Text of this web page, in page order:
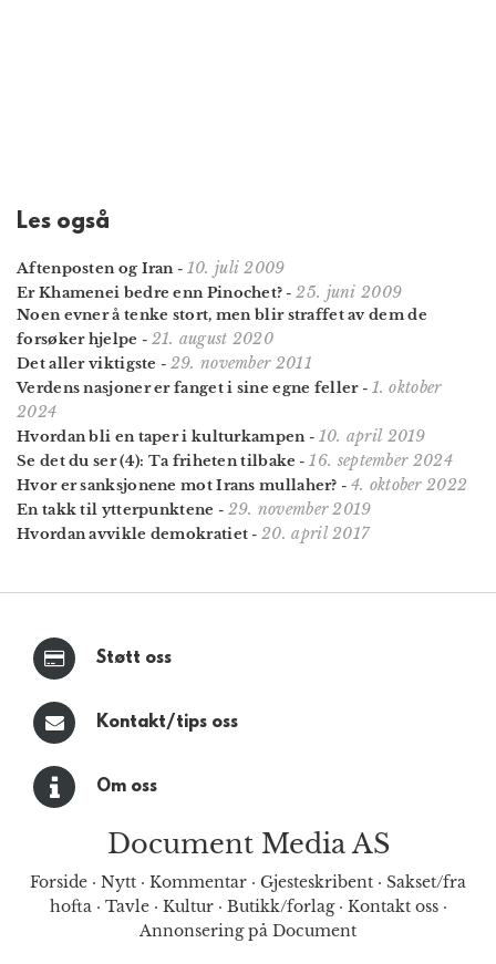
Les også
Aftenposten og Iran- 10. juli 2009
Er Khamenei bedre enn Pinochet? -25. juni 2009
Noen evner å tenke stort, men blir straffet av dem de
forsøker hjelpe - 21. august 2020
Det aller viktigste - 29. november 2011
Verdens nasjoner er fanget i sine egne feller- 1. oktober
2024
Hvordan bli en taper i kulturkampen- 10. april 2019
Se det du ser (4): Ta friheten tilbake -16. september 2024
Hvor er sanksjonene mot Irans mullaher? - 4. oktober 2022
En takk til ytterpunktene - 29. november 2019
Hvordan avvikle demokratiet -20. april 2017
Støtt oss
Kontakt/tips oss
Om oss
Document Media AS
Forside · Nytt · Kommentar · Gjesteskribent · Sakset/fra
hofta· Tavle· Kultur· Butikk/forlag· Kontakt oss·
Annonsering på Document